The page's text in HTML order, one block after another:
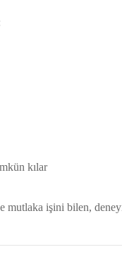
kılar
mutlaka işini bilen,